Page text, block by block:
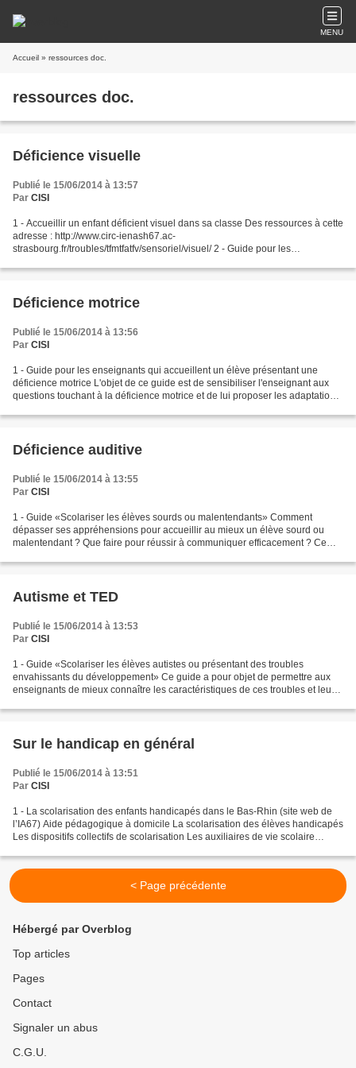
MENU
Accueil » ressources doc.
ressources doc.
Déficience visuelle
Publié le 15/06/2014 à 13:57
Par CISI
1 - Accueillir un enfant déficient visuel dans sa classe Des ressources à cette
adresse : http://www.circ-ienash67.ac-
strasbourg.fr/troubles/tfmtfatfv/sensoriel/visuel/ 2 - Guide pour les
Déficience motrice
Publié le 15/06/2014 à 13:56
Par CISI
1 - Guide pour les enseignants qui accueillent un élève présentant une
déficience motrice L'objet de ce guide est de sensibiliser l'enseignant aux
questions touchant à la déficience motrice et de lui proposer les adaptations
Déficience auditive
Publié le 15/06/2014 à 13:55
Par CISI
1 - Guide «Scolariser les élèves sourds ou malentendants» Comment
dépasser ses appréhensions pour accueillir au mieux un élève sourd ou
malentendant ? Que faire pour réussir à communiquer efficacement ? Ce
Autisme et TED
Publié le 15/06/2014 à 13:53
Par CISI
1 - Guide «Scolariser les élèves autistes ou présentant des troubles
envahissants du développement» Ce guide a pour objet de permettre aux
enseignants de mieux connaître les caractéristiques de ces troubles et leurs
Sur le handicap en général
Publié le 15/06/2014 à 13:51
Par CISI
1 - La scolarisation des enfants handicapés dans le Bas-Rhin (site web de
l’IA67) Aide pédagogique à domicile La scolarisation des élèves handicapés
Les dispositifs collectifs de scolarisation Les auxiliaires de vie scolaire
< Page précédente
Hébergé par Overblog
Top articles
Pages
Contact
Signaler un abus
C.G.U.